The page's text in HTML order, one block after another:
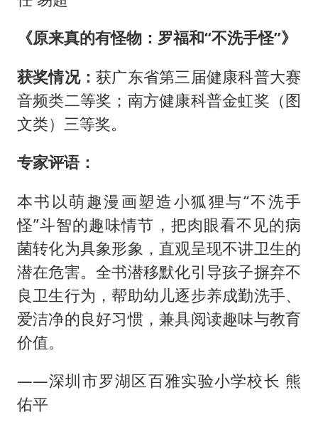
《原来真的有怪物：罗福和“不洗手怪”》
获奖情况：获广东省第三届健康科普大赛
音频类二等奖；南方健康科普金虹奖（图
文类）三等奖。
专家评语：
本书以萌趣漫画塑造小狐狸与“不洗手
怪”斗智的趣味情节，把肉眼看不见的病
菌转化为具象形象，直观呈现不讲卫生的
潜在危害。全书潜移默化引导孩子摒弃不
良卫生行为，帮助幼儿逐步养成勤洗手、
爱洁净的良好习惯，兼具阅读趣味与教育
价值。
——深圳市罗湖区百雅实验小学校长 熊
佑平